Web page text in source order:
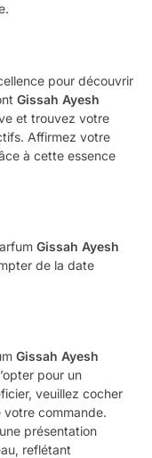
pour découvrir
Gissah Ayesh
et trouvez votre
Affirmez votre
à cette essence
Gissah Ayesh
de la date
Gissah Ayesh
pour un
veuillez cocher
votre commande.
présentation
reflétant